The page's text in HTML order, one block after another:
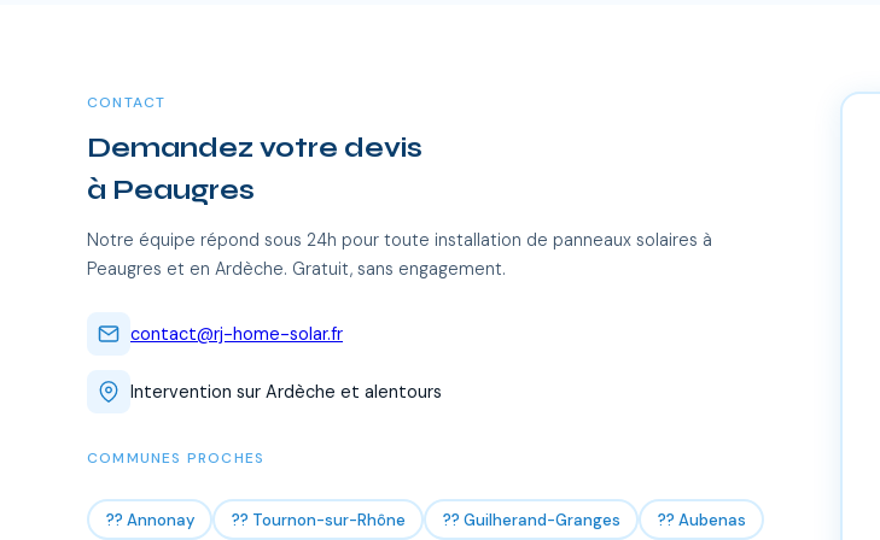
CONTACT
Demandez votre devis
à Peaugres
Notre équipe répond sous 24h pour toute installation de panneaux solaires à
Peaugres et en Ardèche. Gratuit, sans engagement.
contact@rj-home-solar.fr
Intervention sur Ardèche et alentours
COMMUNES PROCHES
?? Annonay ?? Tournon-sur-Rhône ?? Guilherand-Granges ?? Aubenas